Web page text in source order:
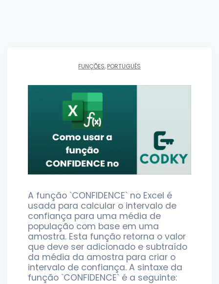
FUNÇÕES, PORTUGUÊS
A função `CONFIDENCE` no Excel é
usada para calcular o intervalo de
confiança para uma média de
população com base em uma
amostra. Esta função retorna o valor
que deve ser adicionado e subtraído
da média da amostra para criar o
intervalo de confiança. A sintaxe da
função `CONFIDENCE` é a seguinte: